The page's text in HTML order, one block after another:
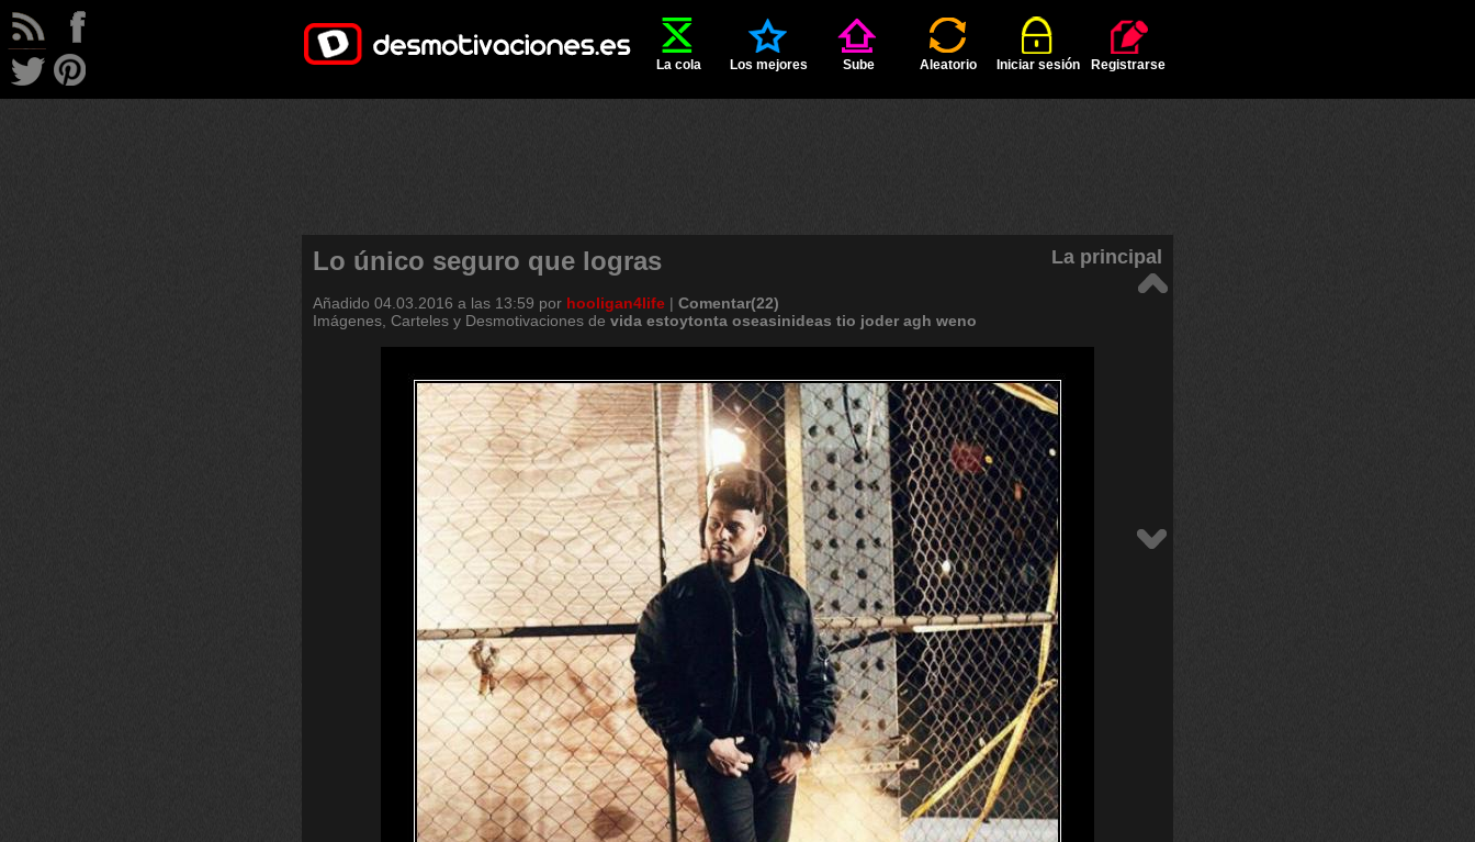
La cola Los mejores Sube Aleatorio Iniciar sesión Registrarse
Lo único seguro que logras La principal
Añadido 04.03.2016 a las 13:59 por hooligan4life | Comentar(22)
Imágenes, Carteles y Desmotivaciones de vida estoytonta oseasinideas tio joder agh weno